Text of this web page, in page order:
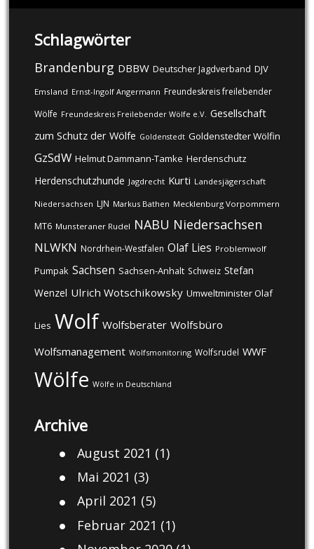
Schlagwörter
Brandenburg DBBW Deutscher Jagdverband DJV
Emsland Ernst-Ingolf Angermann Freundeskreis freilebender
Wölfe Freundeskreis Freilebender Wölfe e.V. Gesellschaft
zum Schutz der Wölfe Goldenstedt Goldenstedter Wölfin
GzSdW Helmut Dammann-Tamke Herdenschutz
Herdenschutzhunde Jagdrecht Kurti Landesjägerschaft
Niedersachsen LJN Markus Bathen Mecklenburg Vorpommern
MT6 Munsteraner Rudel NABU Niedersachsen
NLWKN Nordrhein-Westfalen Olaf Lies Problemwolf
Pumpak Sachsen Sachsen-Anhalt Schweiz Stefan
Wenzel Ulrich Wotschikowsky Umweltminister Olaf
Lies Wolf Wolfsberater Wolfsbüro
Wolfsmanagement Wolfsmonitoring Wolfsrudel WWF
Wölfe Wölfe in Deutschland
Archive
August 2021 (1)
Mai 2021 (3)
April 2021 (5)
Februar 2021 (1)